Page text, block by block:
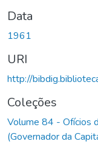
Data
1961
URI
http://
Coleções
Volume 84 - Ofícios
(Governador da